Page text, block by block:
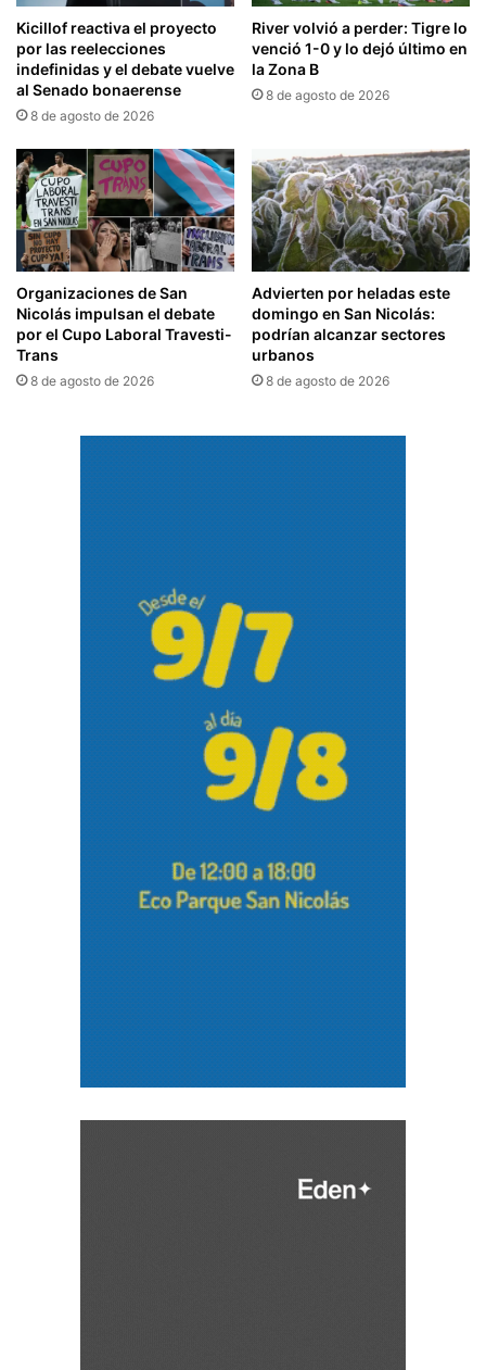
Kicillof reactiva el proyecto
por las reelecciones
indefinidas y el debate vuelve
al Senado bonaerense
8 de agosto de 2026
River volvió a perder: Tigre lo
venció 1-0 y lo dejó último en
la Zona B
8 de agosto de 2026
Organizaciones de San
Nicolás impulsan el debate
por el Cupo Laboral Travesti-
Trans
8 de agosto de 2026
Advierten por heladas este
domingo en San Nicolás:
podrían alcanzar sectores
urbanos
8 de agosto de 2026